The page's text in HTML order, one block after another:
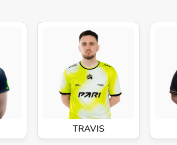
TRAVIS